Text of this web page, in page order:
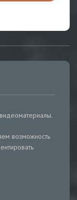
возможность